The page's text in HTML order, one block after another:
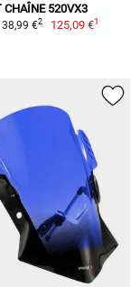
CHAÎNE 520VX3
€2 125,09 €1